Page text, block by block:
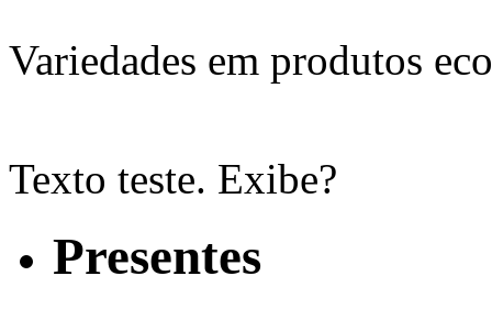
Variedades em produtos
Texto teste. Exibe?
Presentes